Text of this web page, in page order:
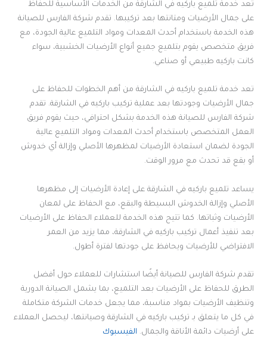
تعد خدمة تلميع باركيه في الشارقة من الخدمات الأساسية للحفاظ
على جمال الأرضيات ومتانتها بعد تركيبها. تقدم شركة الفارس للصيانة
هذه الخدمة باستخدام أحدث المعدات ومواد التلميع عالية الجودة، مع
فريق متخصص يقوم بتلميع جميع أنواع الأرضيات الخشبية، سواء
كانت باركيه طبيعي أو صناعي.
تعد خدمة تلميع باركيه في الشارقة من أهم الخطوات للحفاظ على
جمال الأرضيات وجودتها بعد عملية تركيب باركيه في الشارقة. تقدم
شركة الفارس للصيانة هذه الخدمة بشكل احترافي، حيث يقوم فريق
العمل المتخصص باستخدام أحدث المعدات ومواد التلميع عالية
الجودة لضمان استعادة الأرضيات لمظهرها الأصلي وإزالة أي خدوش
أو بقع قد تحدث مع مرور الوقت.
يساعد تلميع باركيه في الشارقة على إعادة الأرضيات إلى مظهرها
الأصلي وإزالة الخدوش البسيطة والبقع، مع الحفاظ على لمعان
الأرضيات وثباتها. كما تتيح هذه الخدمة للعملاء الحفاظ على الأرضيات
بعد تنفيذ أعمال تركيب باركيه في الشارقة، مما يزيد من العمر
الافتراضي للأرضيات ويحافظ على جودتها لفترة أطول.
تقدم شركة الفارس للصيانة أيضًا استشارات للعملاء حول أفضل
الطرق للحفاظ على الأرضيات بعد التلميع، بما يشمل الصيانة الدورية
وتنظيف الأرضيات بمواد مناسبة، مما يجعل خدمات الشركة متكاملة
في كل ما يتعلق بـ تركيب باركيه في الشارقة وصيانتها، ليحصل العملاء
على أرضيات دائمة الأناقة والجمال. الفيسبوك